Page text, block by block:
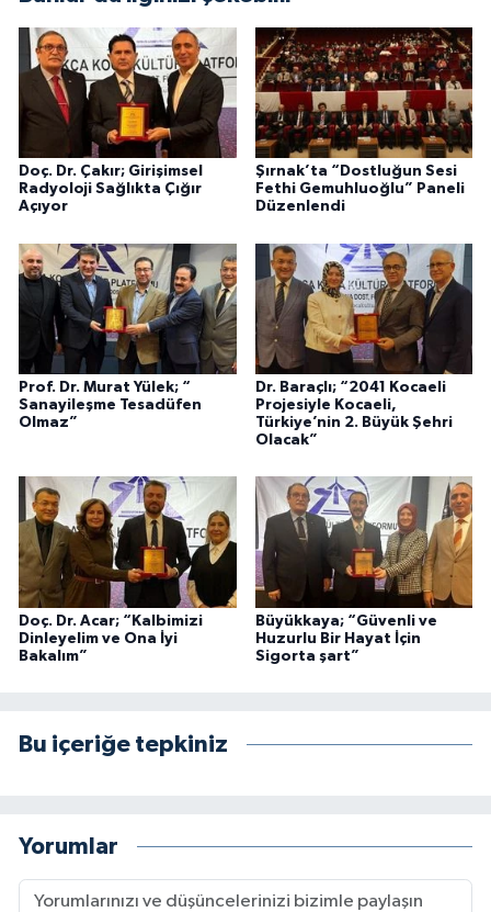
Doç. Dr. Çakır; Girişimsel
Radyoloji Sağlıkta Çığır
Açıyor
Şırnak’ta “Dostluğun Sesi
Fethi Gemuhluoğlu” Paneli
Düzenlendi
Prof. Dr. Murat Yülek; “
Sanayileşme Tesadüfen
Olmaz”
Dr. Baraçlı; “2041 Kocaeli
Projesiyle Kocaeli,
Türkiye’nin 2. Büyük Şehri
Olacak”
Doç. Dr. Acar; “Kalbimizi
Dinleyelim ve Ona İyi
Bakalım”
Büyükkaya; “Güvenli ve
Huzurlu Bir Hayat İçin
Sigorta şart”
Bu içeriğe tepkiniz
Yorumlar